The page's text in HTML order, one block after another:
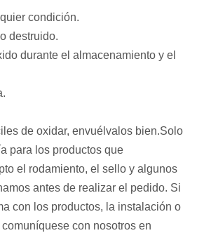
condición.
destruido.
durante el almacenamiento y el
de oxidar, envuélvalos bien.Solo
para los productos que
el rodamiento, el sello y algunos
antes de realizar el pedido. Si
con los productos, la instalación o
con nosotros en